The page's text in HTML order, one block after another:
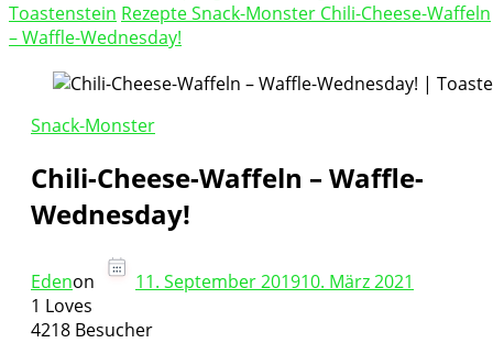
Toastenstein.com
vegan food blog
Toastenstein RezepteSnack-Monster Chili-Cheese-Waffeln
– Waffle-Wednesday!
Snack-Monster
Chili-Cheese-Waffeln – Waffle-
Wednesday!
Edenon 11. September 201910. März 2021
1 Loves
4218 Besucher